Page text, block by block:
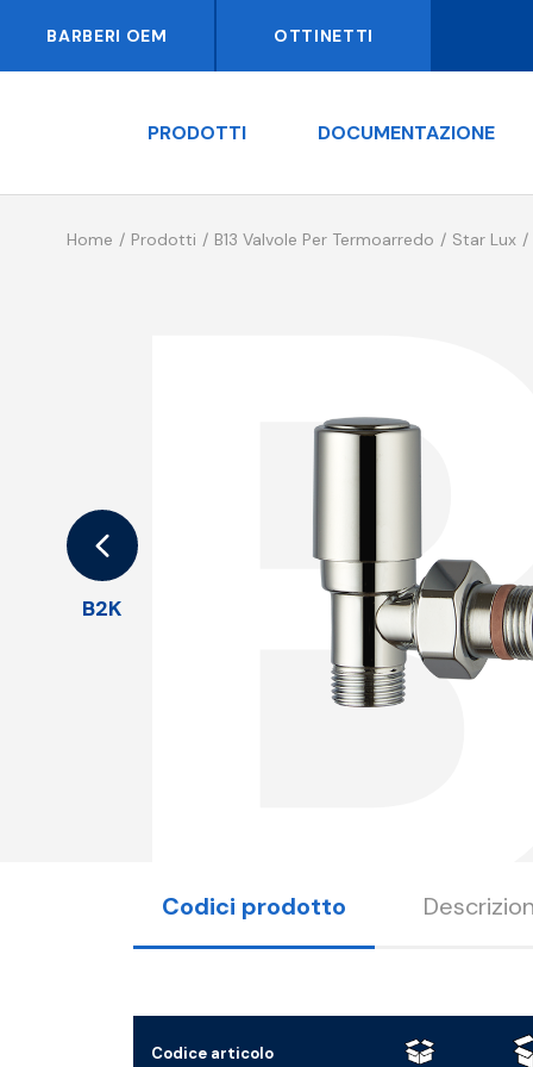
BARBERI OEM OTTINETTI
PRODOTTI DOCUMENTAZIONE
Home Prodotti B13 Valvole Per Termoarredo Star Lux
B2K
Codici prodotto
Codice articolo